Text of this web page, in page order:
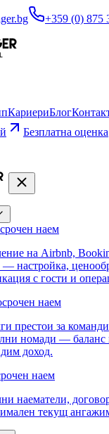
+359 (0) 875
КариериБлог
Безплатна оценка
наем
на Airbnb,
— настройка,
с гости и
наем
престои за
номади — баланс
доход.
наем
наематели,
текущ